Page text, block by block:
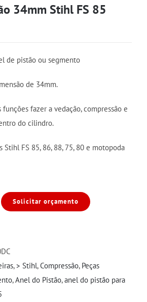
34mm Stihl FS 85
de pistão ou segmento
de 34mm.
fazer a vedação, compressão e
do cilindro.
Stihl FS 85, 86, 88, 75, 80 e motopoda
Solicitar orçamento
,> Stihl,Compressão, Peças
,Anel do Pistão,anel do pistão para